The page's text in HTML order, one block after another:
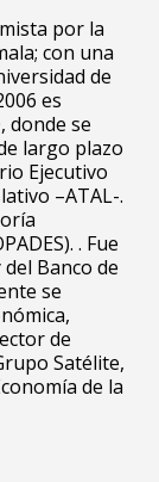
por la
con una
de
es
donde se
largo plazo
Ejecutivo
–ATAL-.
. Fue
Banco de
se
de
Satélite,
de la